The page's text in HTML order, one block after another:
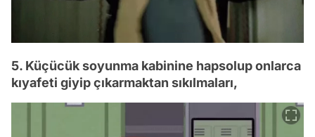
5. Küçücük soyunma kabinine hapsolup onlarca
kıyafeti giyip çıkarmaktan sıkılmaları,